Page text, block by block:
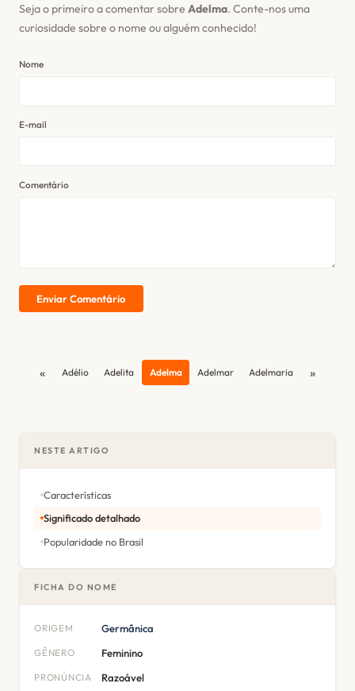
Seja o primeiro a comentar sobre Adelma. Conte-nos uma
curiosidade sobre o nome ou alguém conhecido!
Nome
E-mail
Comentário
Enviar Comentário
« Adélio Adelita Adelma Adelmar Adelmaria »
NESTE ARTIGO
Características
Significado detalhado
Popularidade no Brasil
FICHA DO NOME
ORIGEM Germânica
GÊNERO Feminino
PRONÚNCIA Razoável